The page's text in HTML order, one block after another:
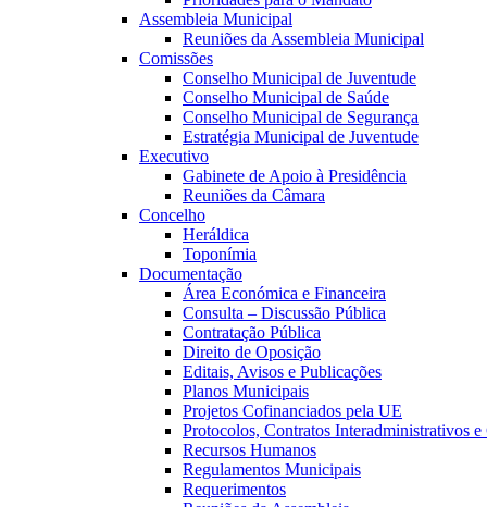
Assembleia Municipal
Reuniões da Assembleia Municipal
Comissões
Conselho Municipal de Juventude
Conselho Municipal de Saúde
Conselho Municipal de Segurança
Estratégia Municipal de Juventude
Executivo
Gabinete de Apoio à Presidência
Reuniões da Câmara
Concelho
Heráldica
Toponímia
Documentação
Área Económica e Financeira
Consulta – Discussão Pública
Contratação Pública
Direito de Oposição
Editais, Avisos e Publicações
Planos Municipais
Projetos Cofinanciados pela UE
Protocolos, Contratos Interadministrativos e
Recursos Humanos
Regulamentos Municipais
Requerimentos